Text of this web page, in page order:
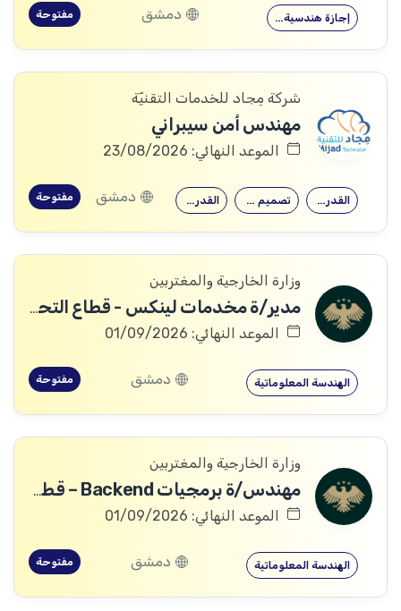
إجازة هندسية… دمشق مفتوحة
شركة مِجاد للخدمات التقنيّة
مهندس أمن سيبراني
الموعد النهائي: 23/08/2026
القدرة على… تصميم وتنفيذ… القدرة على… دمشق مفتوحة
وزارة الخارجية والمغتربين
مدير/ة مخدمات لينكس - قطاع التحول الرقمي
الموعد النهائي: 01/09/2026
الهندسة المعلوماتية دمشق مفتوحة
وزارة الخارجية والمغتربين
مهندس/ة برمجيات Backend – قطاع التحول الرقمي
الموعد النهائي: 01/09/2026
الهندسة المعلوماتية دمشق مفتوحة